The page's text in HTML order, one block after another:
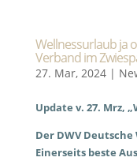
Wellnessurlaub ja
Verband im
27. Mar, 2024|
Update v. 27. Mrz,
Der DWV
Einerseits beste